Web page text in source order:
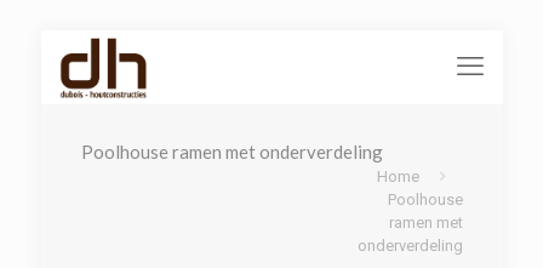
Poolhouse ramen met onderverdeling
Home
Poolhouse
ramen met
onderverdeling